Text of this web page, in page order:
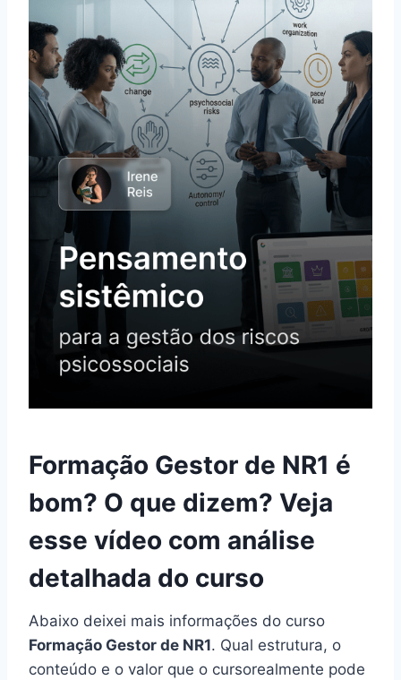
Formação Gestor de NR1 é
bom? O que dizem? Veja
esse vídeo com análise
detalhada do curso
Abaixo deixei mais informações do curso
Formação Gestor de NR1. Qual estrutura, o
conteúdo e o valor que o cursorealmente pode